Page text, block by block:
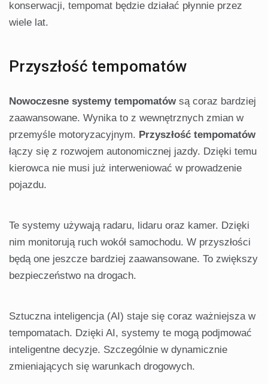
konserwacji, tempomat będzie działać płynnie przez
wiele lat.
Przyszłość tempomatów
Nowoczesne systemy tempomatów są coraz bardziej
zaawansowane. Wynika to z wewnętrznych zmian w
przemyśle motoryzacyjnym. Przyszłość tempomatów
łączy się z rozwojem autonomicznej jazdy. Dzięki temu
kierowca nie musi już interweniować w prowadzenie
pojazdu.
Te systemy używają radaru, lidaru oraz kamer. Dzięki
nim monitorują ruch wokół samochodu. W przyszłości
będą one jeszcze bardziej zaawansowane. To zwiększy
bezpieczeństwo na drogach.
Sztuczna inteligencja (AI) staje się coraz ważniejsza w
tempomatach. Dzięki AI, systemy te mogą podjmować
inteligentne decyzje. Szczególnie w dynamicznie
zmieniających się warunkach drogowych.